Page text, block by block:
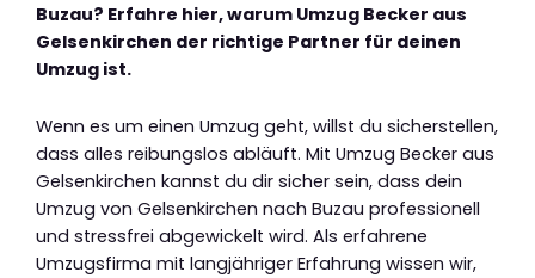
Buzau? Erfahre hier, warum Umzug Becker aus
Gelsenkirchen der richtige Partner für deinen
Umzug ist.
Wenn es um einen Umzug geht, willst du sicherstellen,
dass alles reibungslos abläuft. Mit Umzug Becker aus
Gelsenkirchen kannst du dir sicher sein, dass dein
Umzug von Gelsenkirchen nach Buzau professionell
und stressfrei abgewickelt wird. Als erfahrene
Umzugsfirma mit langjähriger Erfahrung wissen wir,